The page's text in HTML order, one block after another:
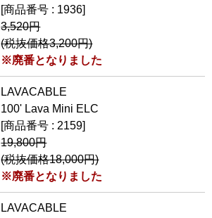
[商品番号 : 1936]
3,520円
(税抜価格3,200円)
※廃番となりました
LAVACABLE
100' Lava Mini ELC
[商品番号 : 2159]
19,800円
(税抜価格18,000円)
※廃番となりました
LAVACABLE